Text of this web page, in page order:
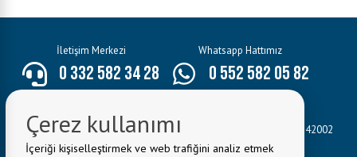
İletişim Merkezi
0 332 582 34 28
Whatsapp Hattımız
0 552 582 05 82
Belediye Adresi:Hacı Seyit Ali Mahallesi Mevlâna Caddesi No:3 42002
Seydişehir/KONYA
Çerez kullanımı
İçeriği kişiselleştirmek ve web trafiğini analiz etmek